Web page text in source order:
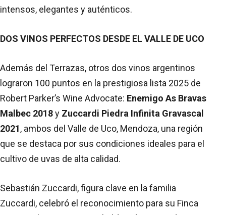
intensos, elegantes y auténticos.
DOS VINOS PERFECTOS DESDE EL VALLE DE UCO
Además del Terrazas, otros dos vinos argentinos
lograron 100 puntos en la prestigiosa lista 2025 de
Robert Parker’s Wine Advocate: Enemigo As Bravas
Malbec 2018y Zuccardi Piedra Infinita Gravascal
2021, ambos del Valle de Uco, Mendoza, una región
que se destaca por sus condiciones ideales para el
cultivo de uvas de alta calidad.
Sebastián Zuccardi, figura clave en la familia
Zuccardi, celebró el reconocimiento para su Finca